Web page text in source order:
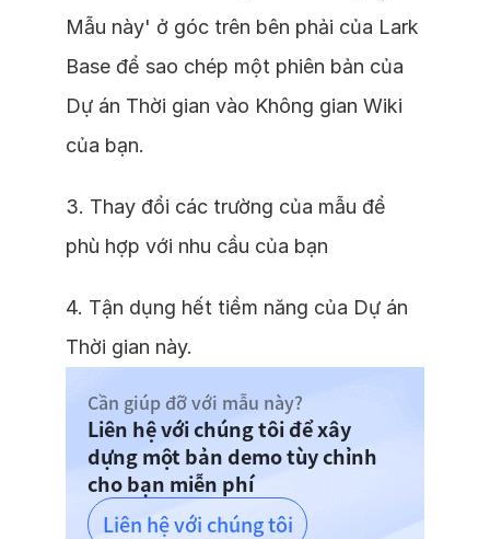
Mẫu này' ở góc trên bên phải của Lark
Base để sao chép một phiên bản của
Dự án Thời gian vào Không gian Wiki
của bạn.
3. Thay đổi các trường của mẫu để
phù hợp với nhu cầu của bạn
4. Tận dụng hết tiềm năng của Dự án
Thời gian này.
Liên hệ với chúng tôi
Cần giúp đỡ với mẫu này?
Liên hệ với chúng tôi để xây
dựng một bản demo tùy chỉnh
cho bạn miễn phí